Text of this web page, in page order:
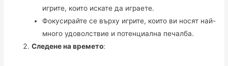
игрите, които искате да играете.
Фокусирайте се върху игрите, които ви носят най-
много удоволствие и потенциална печалба.
Следене на времето: